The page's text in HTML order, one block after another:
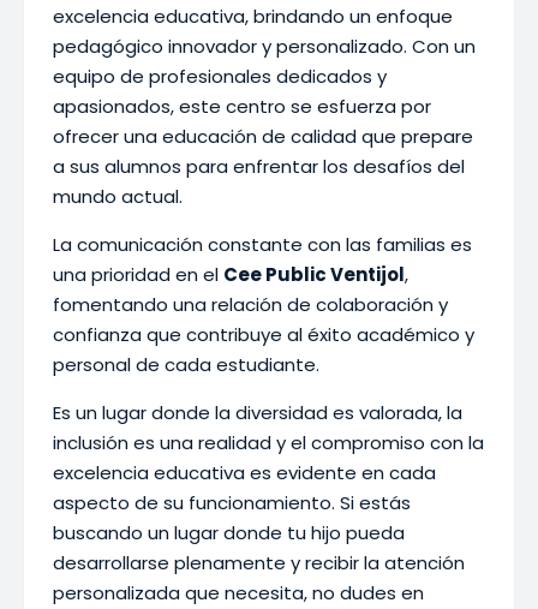
excelencia educativa, brindando un enfoque
pedagógico innovador y personalizado. Con un
equipo de profesionales dedicados y
apasionados, este centro se esfuerza por
ofrecer una educación de calidad que prepare
a sus alumnos para enfrentar los desafíos del
mundo actual.
La comunicación constante con las familias es
una prioridad en el Cee Public Ventijol,
fomentando una relación de colaboración y
confianza que contribuye al éxito académico y
personal de cada estudiante.
Es un lugar donde la diversidad es valorada, la
inclusión es una realidad y el compromiso con la
excelencia educativa es evidente en cada
aspecto de su funcionamiento. Si estás
buscando un lugar donde tu hijo pueda
desarrollarse plenamente y recibir la atención
personalizada que necesita, no dudes en